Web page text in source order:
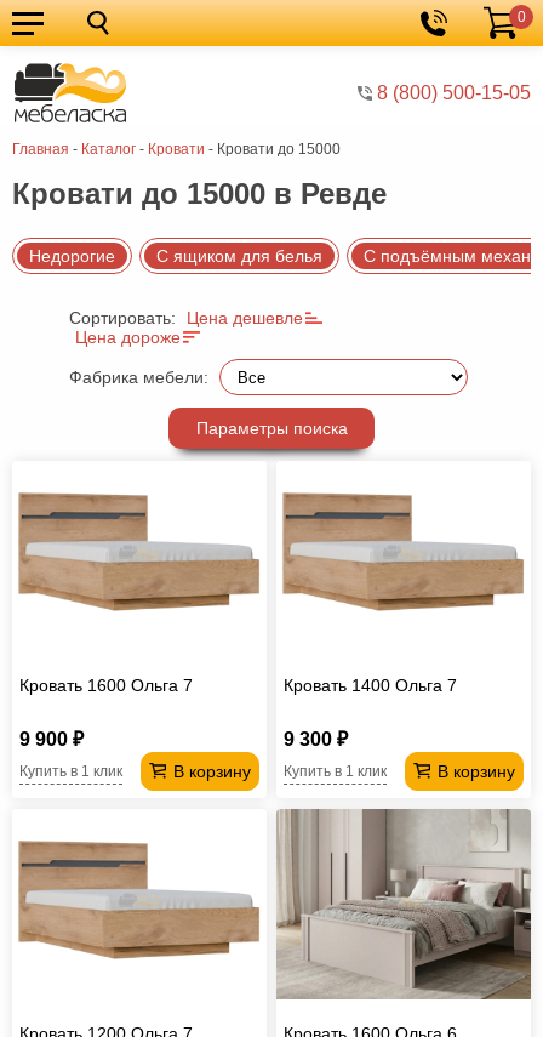
8 (800) 500-15-05
Корзина
0
Главная - Каталог - Кровати - Кровати до 15000
Кухонные
гарнитуры
Мебель
для
кухни
Мебель
для
спальни
Кровати
Шкафы
Диваны
мебель
Детская
мебель
Мебель
прихожей
Комоды
Офисная
мебель
Столы
компьютер
для
Мебель
Кресла-
из
ротанга
Садовая
мебель
Косметологическое
оборудование
Кровати до 15000 в Ревде
Недорогие С ящиком для белья С подъёмным
Сортировать:
Цена дешевле
Цена дороже
Фабрика мебели:
Параметры поиска
Кровать 1600 Ольга 7
9 900 ₽
В корзину
Купить в 1 клик
Кровать 1400 Ольга 7
9 300 ₽
В корзину
Купить в 1 клик
Кровать 1200 Ольга 7
Кровать 1600 Ольга 6